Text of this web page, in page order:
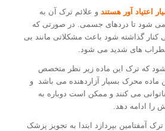
اعتیاد آور هستندو علائم ترک آن به
شود تا دردهای جسمی. در صورتی که
کنار گذاشته شود باعث مشکلاتی مانند بی
های شدید می شود.
که ترک این ماده زیر نظر متخصص
ماده محرک بسیار آزاردهنده می باشد و
می کنند و ممکن است دوباره به
را ادامه دهد.
آمفتامین بپردازد ابتدا به تجویز پزشک